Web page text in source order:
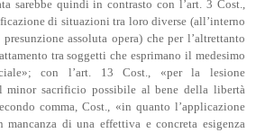
sarebbe quindi in contrasto con l’art. 3 Cost.,
di situazioni tra loro diverse (all’interno
assoluta opera) che per l’altrettanto
tra soggetti che esprimano il medesimo
con l’art. 13 Cost., «per la lesione
minor sacrificio possibile al bene della libertà
comma, Cost., «in quanto l’applicazione
di una effettiva e concreta esigenza